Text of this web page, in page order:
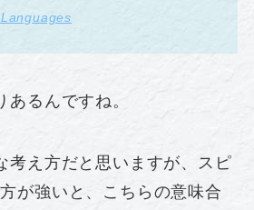
あるんですね。
考え方だと思いますが、スピ
が強いと、こちらの意味合